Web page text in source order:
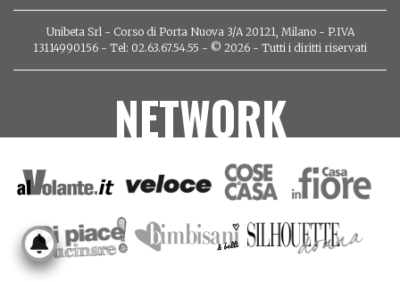
Unibeta Srl - Corso di Porta Nuova 3/A 20121, Milano - P.IVA
13114990156 - Tel: 02.63.67.54.55 - © 2026 - Tutti i diritti riservati
NETWORK